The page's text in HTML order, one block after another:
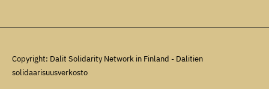
Copyright: Dalit Solidarity Network in Finland - Dalitien
solidaarisuusverkosto